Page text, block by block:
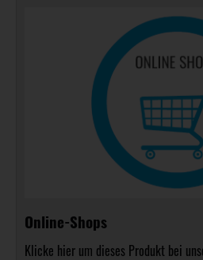
Online-Shops
Klicke hier um dieses Produkt bei